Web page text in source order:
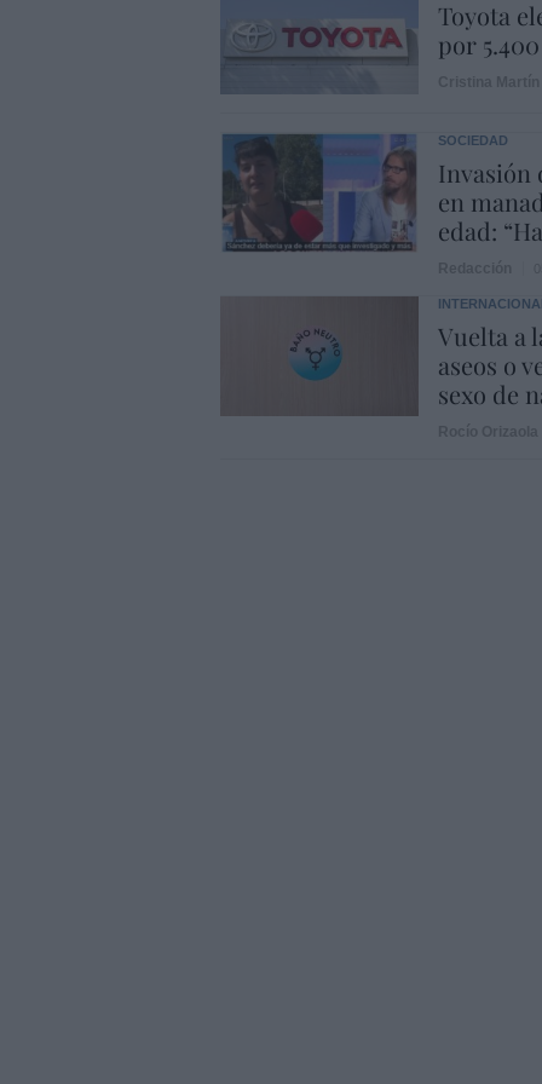
Toyota
por
SOCIEDAD
Invasión
en
edad:
INTERNACIONAL
Vuelta a
aseos o
sexo de